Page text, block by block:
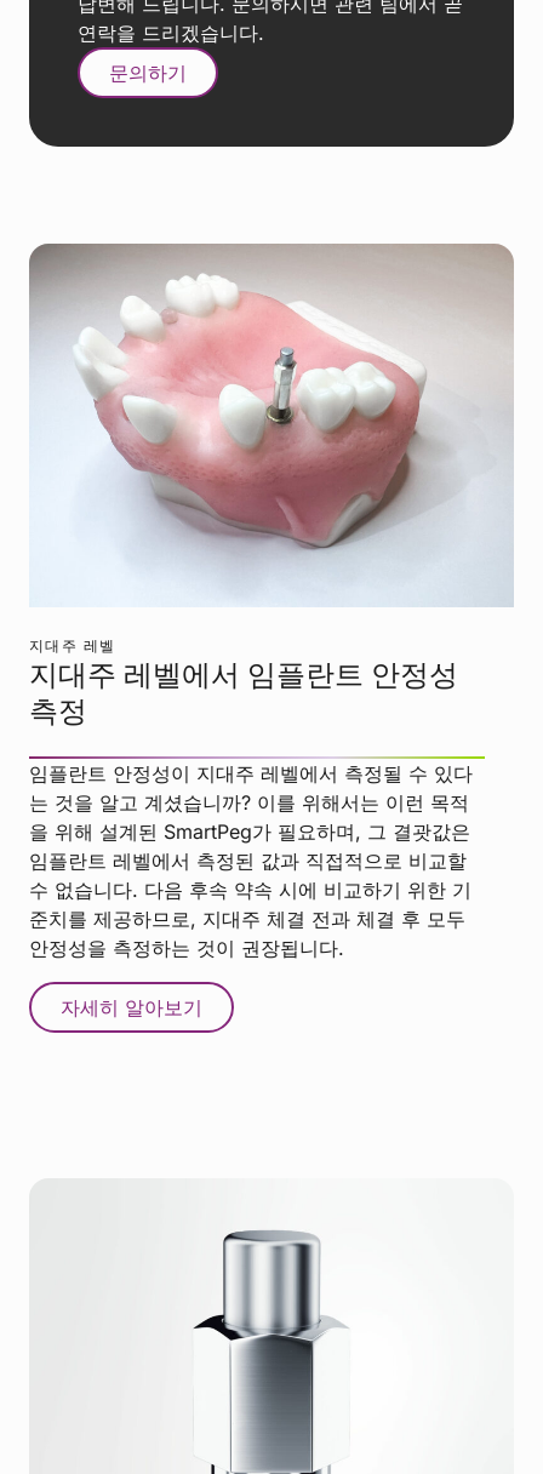
연락을 드리겠습니다.
문의하기
지대주 레벨
지대주 레벨에서 임플란트 안정성
측정
임플란트 안정성이 지대주 레벨에서 측정될 수 있다
는 것을 알고 계셨습니까? 이를 위해서는 이런 목적
을 위해 설계된 SmartPeg가 필요하며, 그 결괏값은
임플란트 레벨에서 측정된 값과 직접적으로 비교할
수 없습니다. 다음 후속 약속 시에 비교하기 위한 기
준치를 제공하므로, 지대주 체결 전과 체결 후 모두
안정성을 측정하는 것이 권장됩니다.
자세히 알아보기